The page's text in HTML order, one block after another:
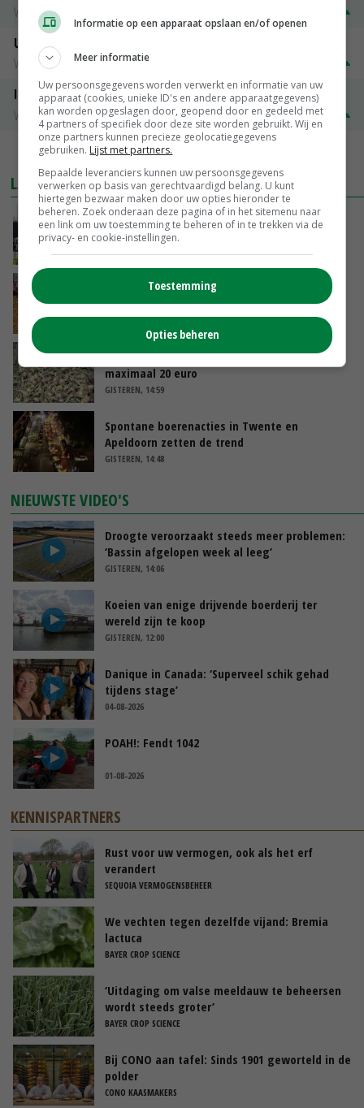
Vleesvarkens
Uitbetaalprijs Van Rooi Meat
Vleesvarkens
ISN prijs Frankrijk
Vleesvarkens
€ 1,78 € 0,06
MEER MARKTPRIJZEN
LAATSTE NIEUWS
Gemiddelde Europese melkprijs daalt licht in
juni
Frans onderzoekcentrum bestrijkt hele
varkensvleesketen
GISTEREN, 15:29
Emmeloord noteert eerste zaaiuien op
maximaal 20 euro
GISTEREN, 14:59
Spontane boerenacties in Twente en
Apeldoorn zetten de trend
GISTEREN, 14:48
NIEUWSTE VIDEO'S
Droogte veroorzaakt steeds meer problemen:
‘Bassin afgelopen week al leeg’
GISTEREN, 14:06
Koeien van enige drijvende boerderij ter
wereld zijn te koop
GISTEREN, 12:00
Danique in Canada: ‘Superveel schik gehad
tijdens stage’
04-08-2026
POAH!: Fendt 1042
01-08-2026
KENNISPARTNERS
Rust voor uw vermogen, ook als het erf
verandert
SEQUOIA VERMOGENSBEHEER
We vechten tegen dezelfde vijand: Bremia
lactuca
BAYER CROP SCIENCE
‘Uitdaging om valse meeldauw te beheersen
wordt steeds groter’
BAYER CROP SCIENCE
Bij CONO aan tafel: Sinds 1901 geworteld in de
polder
CONO KAASMAKERS
Informatie op een apparaat opslaan en/of openen
Meer informatie
Uw persoonsgegevens worden verwerkt en informatie van uw
apparaat (cookies, unieke ID's en andere apparaatgegevens)
kan worden opgeslagen door, geopend door en gedeeld met
4 partners of specifiek door deze site worden gebruikt. Wij en
onze partners kunnen precieze geolocatiegegevens
gebruiken. Lijst met partners.
Bepaalde leveranciers kunnen uw persoonsgegevens
verwerken op basis van gerechtvaardigd belang. U kunt
hiertegen bezwaar maken door uw opties hieronder te
beheren. Zoek onderaan deze pagina of in het sitemenu naar
een link om uw toestemming te beheren of in te trekken via de
privacy- en cookie-instellingen.
Toestemming
Opties beheren